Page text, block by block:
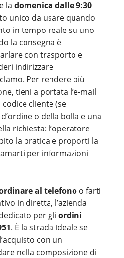
e la domenica dalle 9:30
unico da usare quando
in tempo reale su uno
la consegna è
con trasporto e
indirizzare
Per rendere più
tieni a portata l’e-mail
codice cliente (se
o della bolla e una
richiesta: l’operatore
la pratica e proporti la
per informazioni
al telefono o farti
in diretta, l’azienda
per gli ordini
. È la strada ideale se
con un
nella composizione di